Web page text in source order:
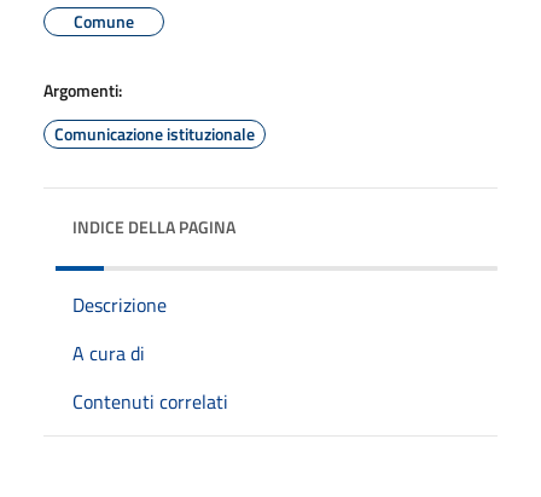
Comune
Argomenti:
Comunicazione istituzionale
INDICE DELLA PAGINA
Descrizione
A cura di
Contenuti correlati